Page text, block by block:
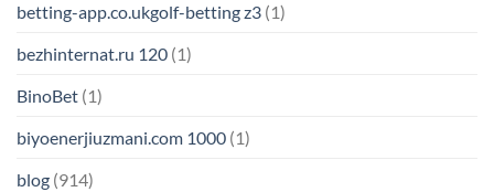
betting-app.co.ukgolf-betting z3 (1)
bezhinternat.ru 120 (1)
BinoBet (1)
biyoenerjiuzmani.com 1000 (1)
blog (914)